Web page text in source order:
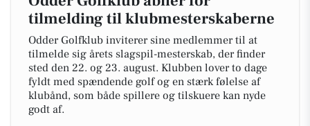
tilmelding til klubmesterskaberne
Odder Golfklub inviterer sine medlemmer til at
tilmelde sig årets slagspil-mesterskab, der finder
sted den 22. og 23. august. Klubben lover to dage
fyldt med spændende golf og en stærk følelse af
klubånd, som både spillere og tilskuere kan nyde
godt af.